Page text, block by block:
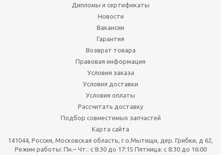
Дипломы и сертификаты
Новости
Вакансии
Гарантия
Возврат товара
Правовая информация
Условия заказа
Условия доставки
Условия оплаты
Рассчитать доставку
Подбор совместимых запчастей
Карта сайта
141044, Россия, Московская область, г.о.Мытищи, дер. Грибки, д 62,
Режим работы: Пн.– Чт.: с 8:30 до 17:15 Пятница: c 8:30 до 16:00